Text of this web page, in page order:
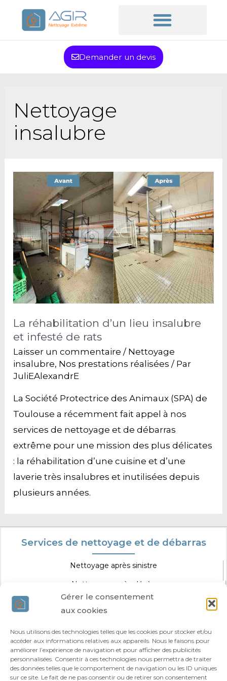
Gérer le consentement
aux cookies
Nous utilisons des technologies telles que les cookies pour stocker et/ou
accéder aux informations relatives aux appareils. Nous le faisons pour
améliorer l’expérience de navigation et pour afficher des publicités
personnalisées. Consentir à ces technologies nous permettra de traiter
des données telles que le comportement de navigation ou les ID uniques
sur ce site. Le fait de ne pas consentir ou de retirer son consentement
Demander un devis
Nettoyage
insalubre
La réhabilitation d’un lieu insalubre
et infesté de rats
Laisser un commentaire / Nettoyage
insalubre, Nos prestations réalisées / Par
JuliEAlexandrE
La Société Protectrice des Animaux (SPA) de
Toulouse a récemment fait appel à nos
services de nettoyage et de débarras
extrême pour une mission des plus délicates
: la réhabilitation d’une cuisine et d’une
laverie très insalubres et inutilisées depuis
plusieurs années.
Services de nettoyage et de débarras
Nettoyage après sinistre
Nettoyage après décès
Nettoyage extrême
Agir Nettoyage Extrême
Vous êtes professionnel ?